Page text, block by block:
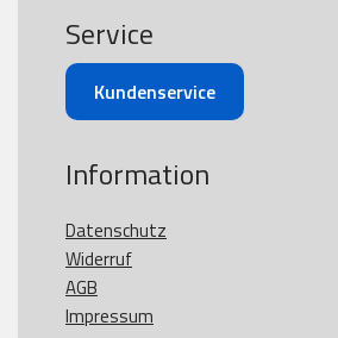
Service
Kundenservice
Information
Datenschutz
Widerruf
AGB
Impressum